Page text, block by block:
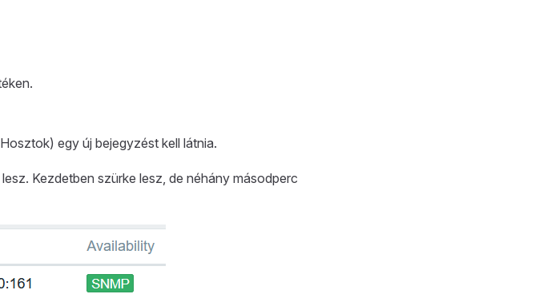
egy új bejegyzést kell látnia.
Kezdetben szürke lesz, de néhány másodperc